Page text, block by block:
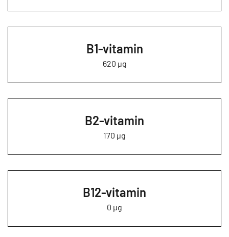
B1-vitamin
620 µg
B2-vitamin
170 µg
B12-vitamin
0 µg